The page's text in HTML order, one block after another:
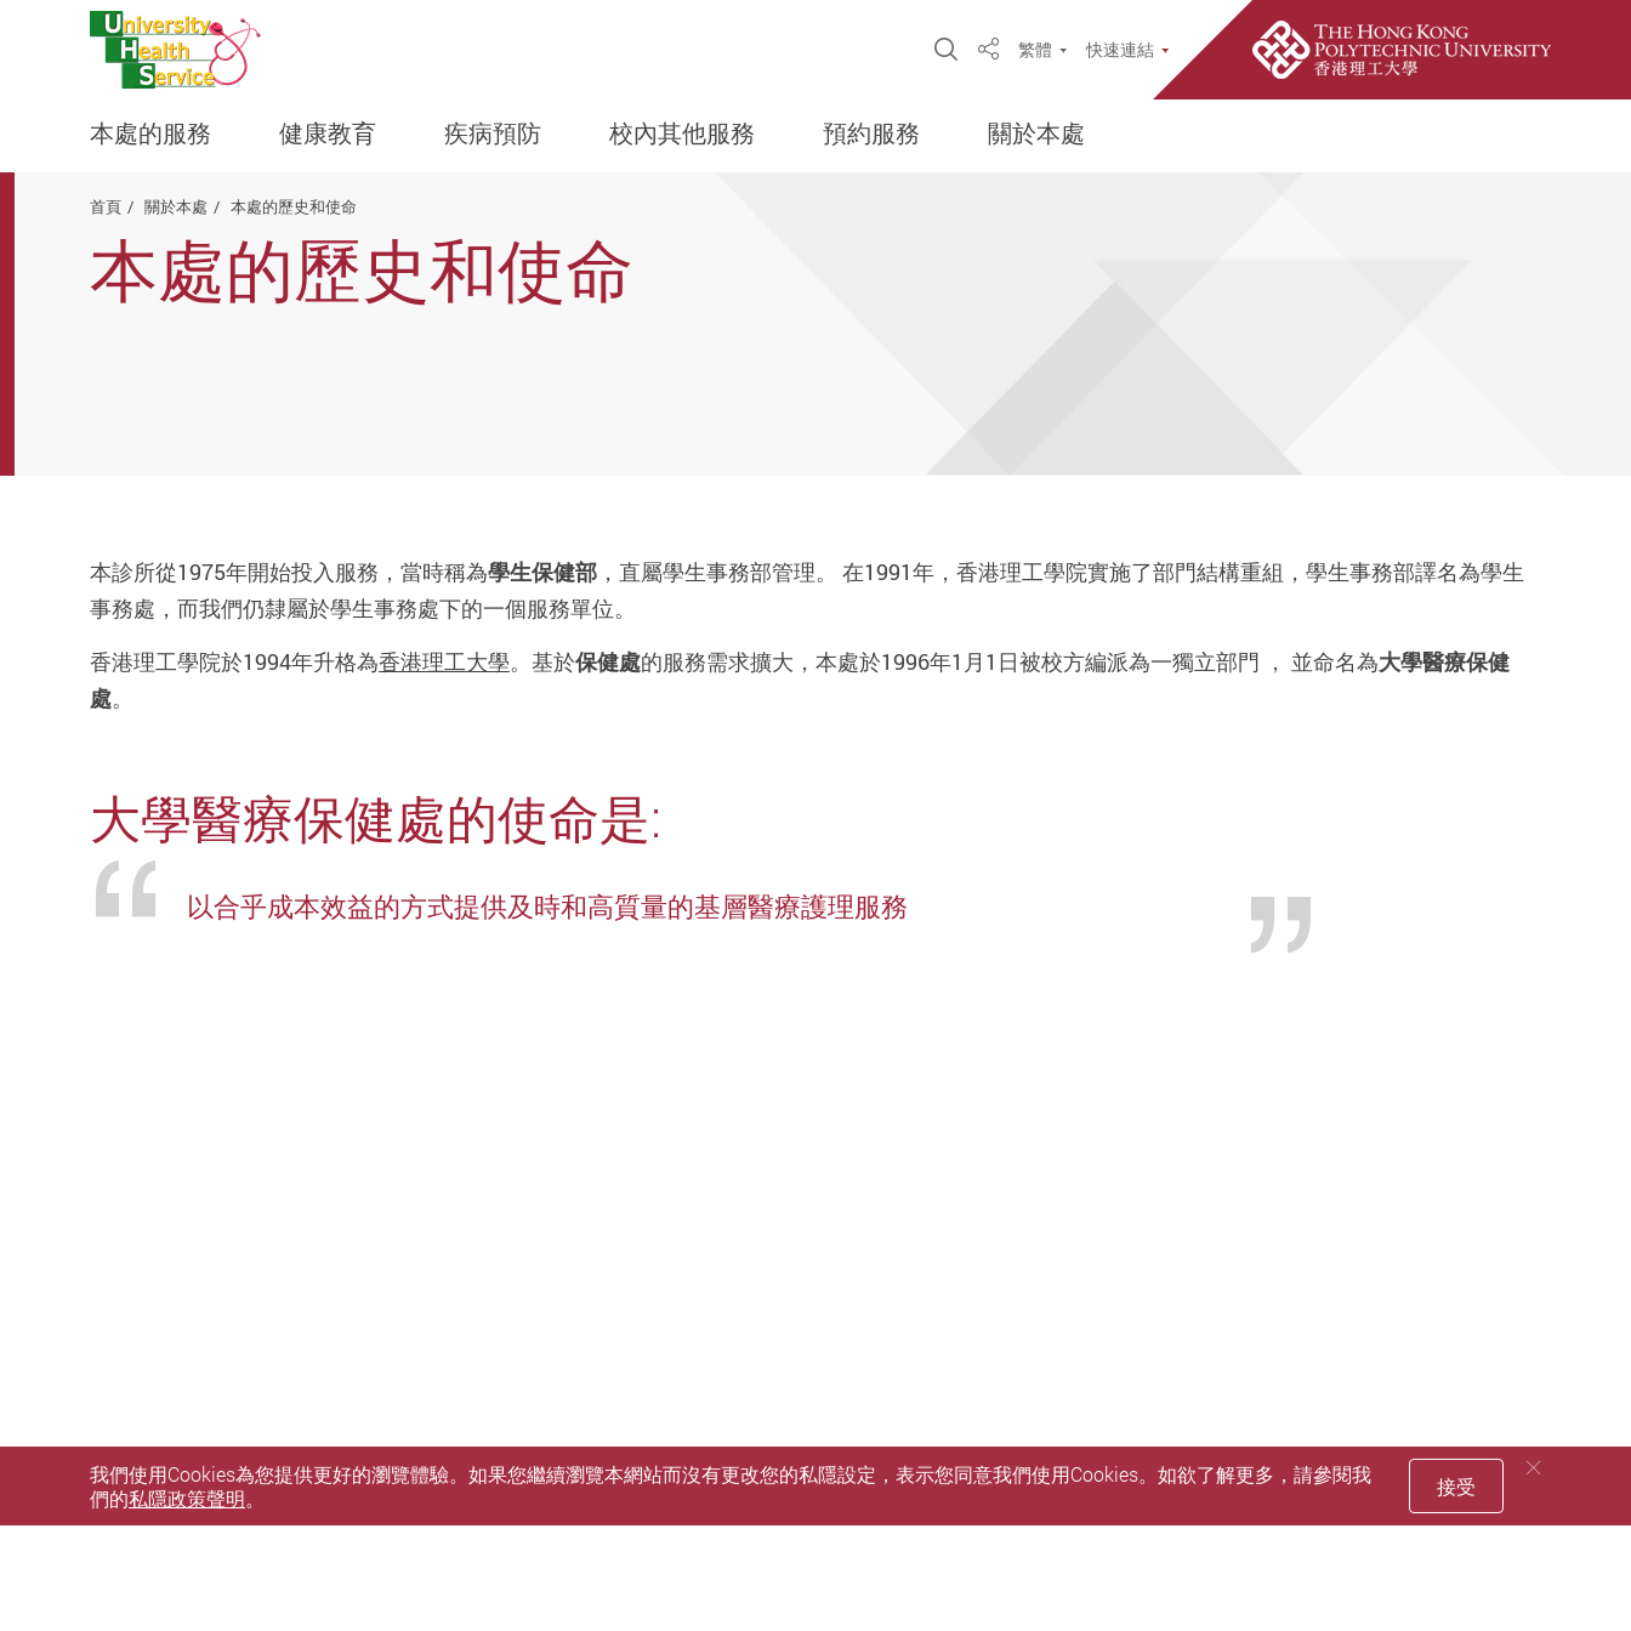
Open Site Search Popup
Share繁體 快速連結
本處的服務 健康教育 疾病預防 校內其他服務 預約服務 關於本處
首頁 關於本處 本處的歷史和使命
本處的歷史和使命
本診所從1975年開始投入服務，當時稱為學生保健部 ，直屬學生事務部管理。 在1991年，香港理工學院實施了部門結構重組，學生事務部譯名為學生
事務處，而我們仍隸屬於學生事務處下的一個服務單位。
香港理工學院於1994年升格為香港理工大學。基於保健處的服務需求擴大，本處於1996年1月1日被校方編派為一獨立部門 ， 並命名為大學醫療保健
處。
大學醫療保健處的使命是:
以合乎成本效益的方式提供及時和高質量的基層醫療護理服務
我們使用Cookies為您提供更好的瀏覽體驗。如果您繼續瀏覽本網站而沒有更改您的私隱設定，表示您同意我們使用Cookies。如欲了解更多，請參閱我
們的私隱政策聲明。 接受